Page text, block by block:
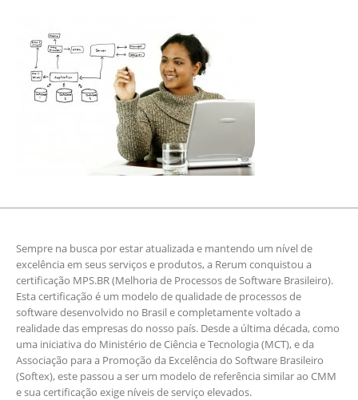
Sempre na busca por estar atualizada e mantendo um nível de
excelência em seus serviços e produtos, a Rerum conquistou a
certificação MPS.BR (Melhoria de Processos de Software Brasileiro).
Esta certificação é um modelo de qualidade de processos de
software desenvolvido no Brasil e completamente voltado a
realidade das empresas do nosso país. Desde a última década, como
uma iniciativa do Ministério de Ciência e Tecnologia (MCT), e da
Associação para a Promoção da Excelência do Software Brasileiro
(Softex), este passou a ser um modelo de referência similar ao CMM
e sua certificação exige níveis de serviço elevados.